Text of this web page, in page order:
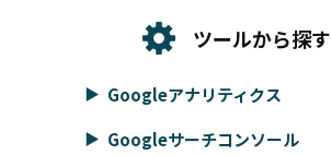
ツールから探す
Googleアナリティクス
Googleサーチコンソール